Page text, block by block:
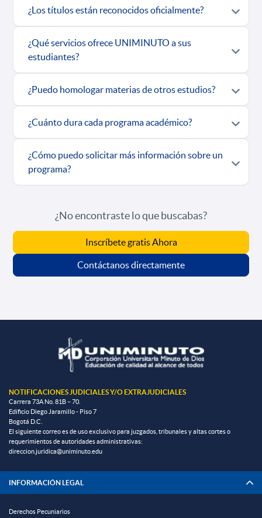
¿Los títulos están reconocidos oficialmente?
¿Qué servicios ofrece UNIMINUTO a sus
estudiantes?
¿Puedo homologar materias de otros estudios?
¿Cuánto dura cada programa académico?
¿Cómo puedo solicitar más información sobre un
programa?
¿No encontraste lo que buscabas?
Inscríbete gratis Ahora
Contáctanos directamente
NOTIFICACIONES JUDICIALES Y/O EXTRAJUDICIALES
Carrera 73A No. 81B – 70.
Edificio Diego Jaramillo - Piso 7
Bogotá D.C.
El siguiente correo es de uso exclusivo para juzgados, tribunales y altas cortes o
requerimientos de autoridades administrativas:
direccion.juridica@uniminuto.edu
INFORMACIÓN LEGAL
Derechos Pecuniarios